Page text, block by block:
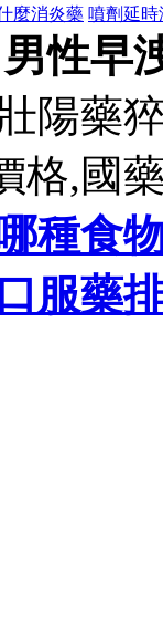
麼消炎藥 噴劑延
男性早
陽藥
格,國
哪種食
服藥